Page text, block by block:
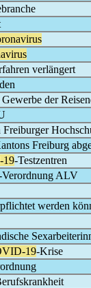
verlängert
der
Freiburg
19-Testzentren
Verordnung ALV
werden
19-Krise